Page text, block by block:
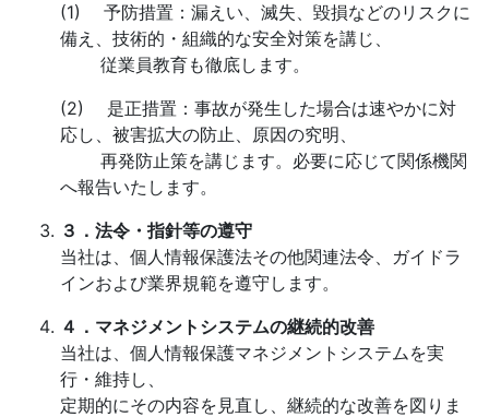
(1) 予防措置：漏えい、滅失、毀損などのリスクに
備え、技術的・組織的な安全対策を講じ、
従業員教育も徹底します。
(2) 是正措置：事故が発生した場合は速やかに対
応し、被害拡大の防止、原因の究明、
再発防止策を講じます。必要に応じて関係機関
へ報告いたします。
３．法令・指針等の遵守
当社は、個人情報保護法その他関連法令、ガイドラ
インおよび業界規範を遵守します。
４．マネジメントシステムの継続的改善
当社は、個人情報保護マネジメントシステムを実
行・維持し、
定期的にその内容を見直し、継続的な改善を図りま